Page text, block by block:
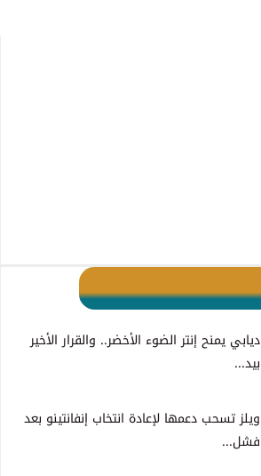
ديابي يمنح إنتر الضوء الأخضر.. والقرار الأخير
بيد...
ويلز تسحب دعمها لإعادة انتخاب إنفانتينو بعد
فشل...